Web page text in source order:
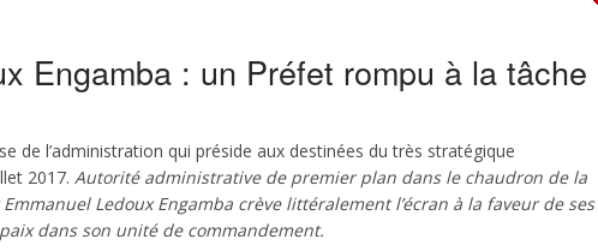
Engamba : un Préfet rompu à la tâche
de l’administration qui préside aux destinées du très stratégique
2017. Autorité administrative de premier plan dans le chaudron de la
Ledoux Engamba crève littéralement l’écran à la faveur de ses
dans son unité de commandement.